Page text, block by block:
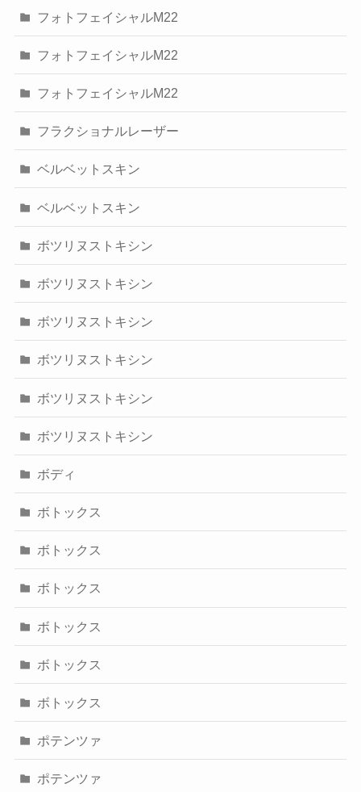
フォトフェイシャルM22
フォトフェイシャルM22
フォトフェイシャルM22
フラクショナルレーザー
ベルベットスキン
ベルベットスキン
ボツリヌストキシン
ボツリヌストキシン
ボツリヌストキシン
ボツリヌストキシン
ボツリヌストキシン
ボツリヌストキシン
ボディ
ボトックス
ボトックス
ボトックス
ボトックス
ボトックス
ボトックス
ポテンツァ
ポテンツァ